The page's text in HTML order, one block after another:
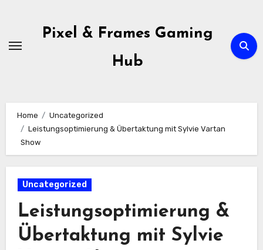
content
Pixel & Frames Gaming
Hub
Home
Uncategorized
Leistungsoptimierung & Übertaktung mit Sylvie Vartan
Show
Uncategorized
Leistungsoptimierung &
Übertaktung mit Sylvie